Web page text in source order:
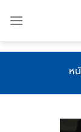
content
ห